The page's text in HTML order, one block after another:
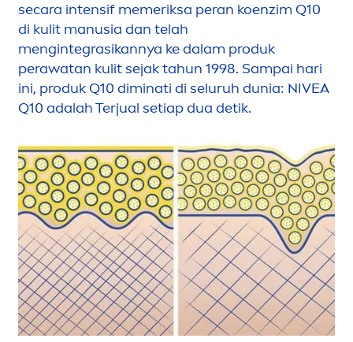
secara intensif memeriksa peran koenzim Q10
di kulit manusia dan telah
mengintegrasikannya ke dalam produk
perawatan kulit sejak tahun 1998. Sampai hari
ini, produk Q10 diminati di seluruh dunia: NIVEA
Q10 adalah Terjual setiap dua detik.